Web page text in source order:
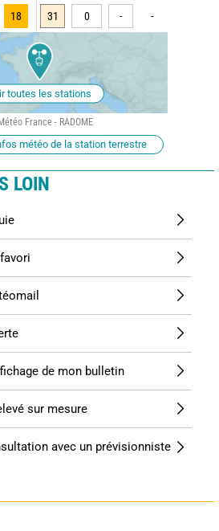
18 31 0 - -
toutes les stations
France - RADOME
météo de la station terrestre
LOIN
de mon bulletin
sur mesure
avec un prévisionniste